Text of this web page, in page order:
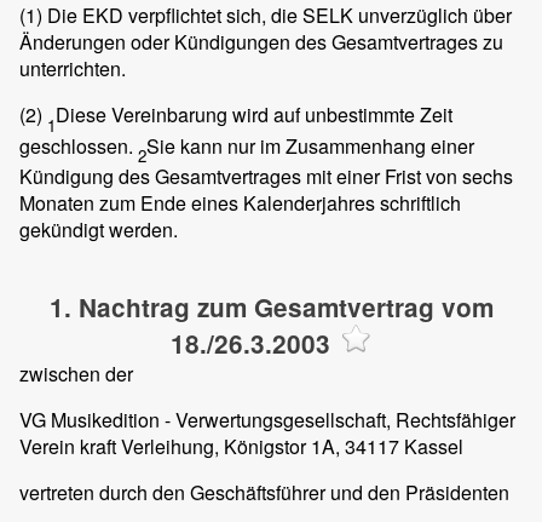
(1) Die EKD verpflichtet sich, die SELK unverzüglich über
Änderungen oder Kündigungen des Gesamtvertrages zu
unterrichten.
(2) 1Diese Vereinbarung wird auf unbestimmte Zeit
geschlossen. 2Sie kann nur im Zusammenhang einer
Kündigung des Gesamtvertrages mit einer Frist von sechs
Monaten zum Ende eines Kalenderjahres schriftlich
gekündigt werden.
1. Nachtrag zum Gesamtvertrag vom
18./26.3.2003
zwischen der
VG Musikedition - Verwertungsgesellschaft, Rechtsfähiger
Verein kraft Verleihung, Königstor 1A, 34117 Kassel
vertreten durch den Geschäftsführer und den Präsidenten